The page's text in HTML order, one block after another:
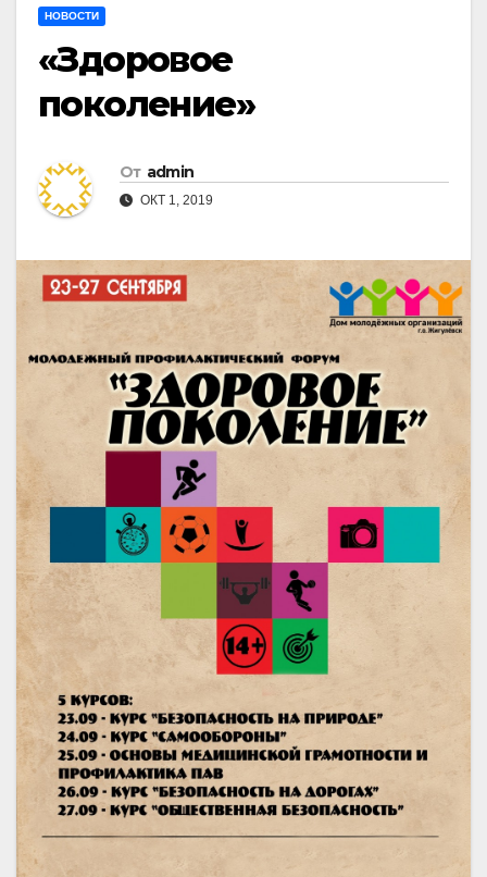
НОВОСТИ
«Здоровое
поколение»
От admin
ОКТ 1, 2019